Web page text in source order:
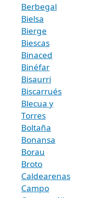
Berbegal
Bielsa
Bierge
Biescas
Binaced
Binéfar
Bisaurri
Biscarrués
Blecua y
Torres
Boltaña
Bonansa
Borau
Broto
Caldearenas
Campo